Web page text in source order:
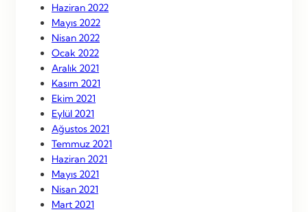
Haziran 2022
Mayıs 2022
Nisan 2022
Ocak 2022
Aralık 2021
Kasım 2021
Ekim 2021
Eylül 2021
Ağustos 2021
Temmuz 2021
Haziran 2021
Mayıs 2021
Nisan 2021
Mart 2021